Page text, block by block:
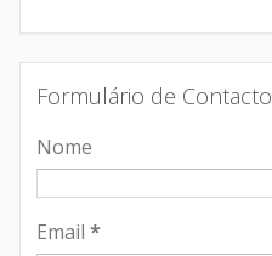
Formulário de Contacto
Nome
Email *